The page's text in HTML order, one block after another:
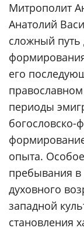
Митрополит
Анатолий
сложный путь
его
периоды
богословско-
опыта.
пребывания в
духовного
западной
становления